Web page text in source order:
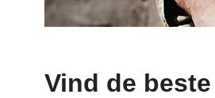
Vind de beste